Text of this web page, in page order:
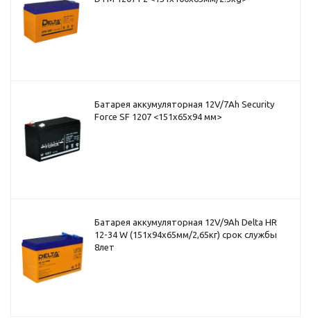
Батарея аккумуляторная 12V/7Ah Security
Force SF 1207 <151x65x94 мм>
Батарея аккумуляторная 12V/9Ah Delta HR
12-34 W (151x94x65мм/2,65кг) срок службы
8лет